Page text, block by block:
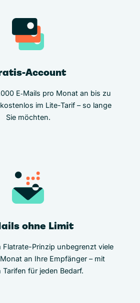
Account
E‑Mails pro Monat an bis zu
im Lite-Tarif – so lange
Sie möchten.
ohne Limit
Flatrate-Prinzip unbegrenzt viele
an Ihre Empfänger – mit
Tarifen für jeden Bedarf.